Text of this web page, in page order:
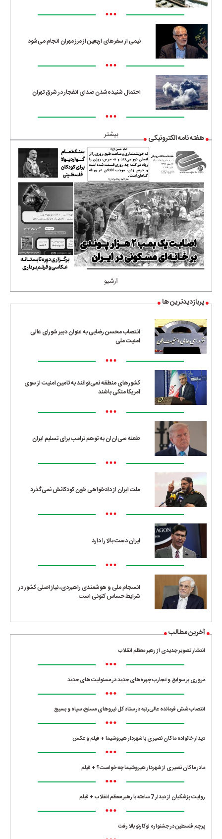
•••
نیمی از سفرهای اربعین از مرز مهران انجام می‌شود
•••
احتمال شنیده‌شدن صدای انفجار در شرق تهران
•••
بیشتر هفته نامه الکترونیکی
آرشیو
پربازدیدترین ها
انتصاب محسن رضایی به عنوان دبیر شورای عالی
امنیت ملی
•••
کشورهای منطقه نمی‌توانند به تامین امنیت از سوی
آمریکا متکی باشند
•••
طعنه سی‌ان‌ان به توهم ترامپ برای تسلیم ایران
•••
ملت ایران از دادخواهی خون کودکانش نمی‌گذرد
•••
ایران دست بالا را دارد
•••
انسجام ملی و هوشمندی راهبردی، نیاز اصلی کشور در
شرایط حساس کنونی است
آخرین مطالب
انتشار تصویر جدیدی از رهبر معظم انقلاب
•••
مروری بر سوابق و تجارب چهره‌های جدید در مسئولیت‌ های جدید
•••
انتصاب شش فرمانده عالی‌رتبه در ستاد کل نیروهای مسلح، سپاه و بسیج
•••
دیدار خانواده ماکان نصیری با شهردار هیروشیما + فیلم و عکس
•••
مادر ماکان نصیری از شهردار هیروشیما چه خواست؟ + فیلم
•••
روایت پزشکیان از دیدار 7 ساعته با رهبر معظم انقلاب + فیلم
•••
پرچم فلسطین در جشنواره لوکارنو بالا رفت